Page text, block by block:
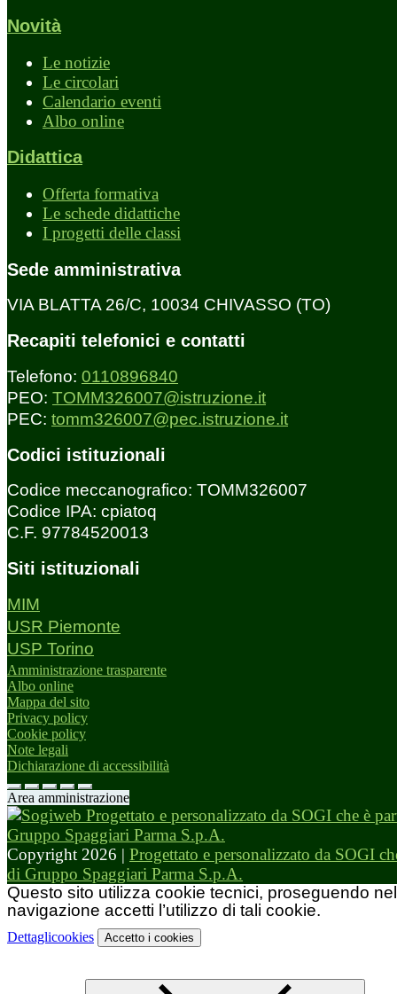
Novità
Le notizie
Le circolari
Calendario eventi
Albo online
Didattica
Offerta formativa
Le schede didattiche
I progetti delle classi
Sede amministrativa
VIA BLATTA 26/C, 10034 CHIVASSO (TO)
Recapiti telefonici e contatti
Telefono: 0110896840
PEO: TOMM326007@istruzione.it
PEC: tomm326007@pec.istruzione.it
Codici istituzionali
Codice meccanografico: TOMM326007
Codice IPA: cpiatoq
C.F. 97784520013
Siti istituzionali
MIM
USR Piemonte
USP Torino
Amministrazione trasparente
Albo online
Mappa del sito
Privacy policy
Cookie policy
Note legali
Dichiarazione di accessibilità
Area amministrazione
Copyright 2026 | Progettato e personalizzato da SOGI
di Gruppo Spaggiari Parma S.p.A.
Questo sito utilizza cookie tecnici, proseguendo
navigazione accetti l’utilizzo di tali cookie.
Dettaglicookies Accetto i cookies